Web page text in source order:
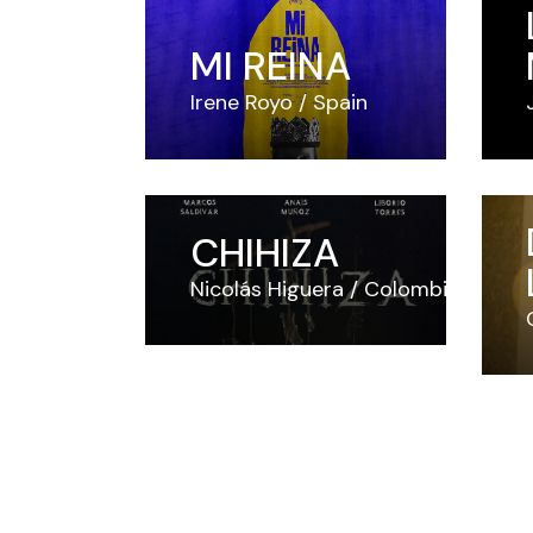
MI REINA
Irene Royo Spain
CHIHIZA
Nicolás Higuera Colombia